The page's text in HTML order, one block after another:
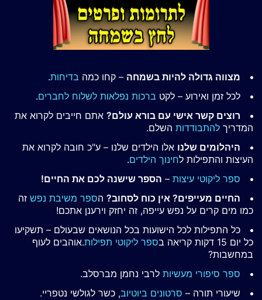
מצווה גדולה להיות בשמחה – קחו כמה בדיחות.
לכל זמן ואירוע – לקט ברכות נפלאות לשלוח לחברים.
רוצים קשר אישי עם בורא עולם? אתם חייבים לקרוא את
המדריך להתבודדות השלם.
היהלומים שלנו אלו הילדים שלנו – ע"כ חובה לקרוא את
העיצות והתפילות לחינוך הילדים.
ספר ליקוטי עיצות – הספר שישנה לכם את החיים!
החיים מעייפים? אין כוח לסחוב? הספר משיבת נפש זה
כמו מים קרים על נפש עייפה, זה יחזק וירענן אתכם!
כל התפילות לכל הישועות בכל הנושאים שבעולם – תשקיעו
כל יום 15 דקות קריאה ב
ספר ליקוטי תפילות.אוהבים לעוף
במחשבות?
ספר סיפורי מעשיות לרבי נחמן מברסלב.
שיעורי תורה – סרטונים ביוטיוב, כשר לגולשי נטפריי.